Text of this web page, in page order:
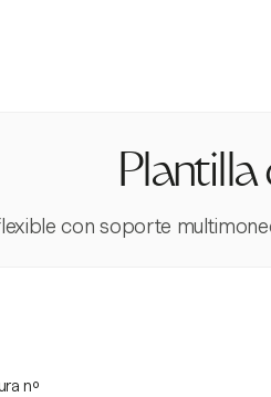
con soporte
nº